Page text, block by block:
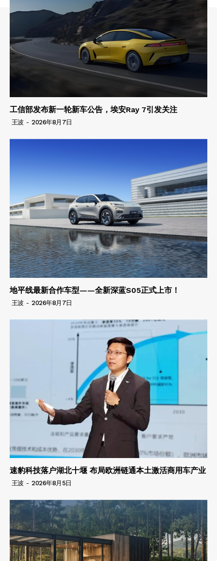
工信部发布新一轮新车公告，埃安Ray 7引发关注
王波 - 2026年8月7日
地平线最新合作车型——全新深蓝S05正式上市！
王波 - 2026年8月7日
速豹科技落户湖北十堰 布局欧洲链通本土激活商用车产业
王波 - 2026年8月5日